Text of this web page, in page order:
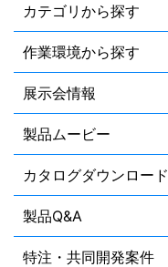
カテゴリから探す
作業環境から探す
展示会情報
製品ムービー
カタログダウンロード
製品Q&A
特注・共同開発案件